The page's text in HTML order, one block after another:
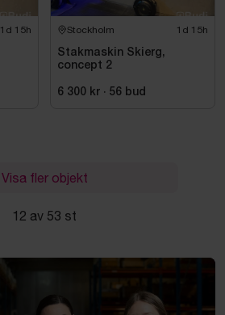
1d 15h Stockholm 1d 15h
Stakmaskin Skierg,
concept 2
6 300 kr · 56 bud
Visa fler objekt
12 av 53 st